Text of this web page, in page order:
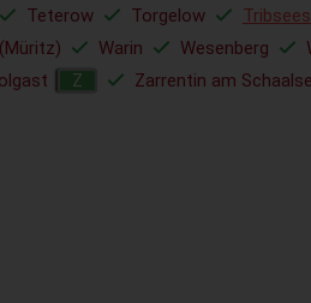
Teterow Torgelow Tribsees
Warin Wesenberg
Z Zarrentin am